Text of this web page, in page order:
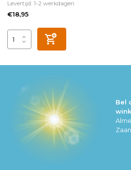
Levertijd: 1-2 werkdagen
€18,95
Bel